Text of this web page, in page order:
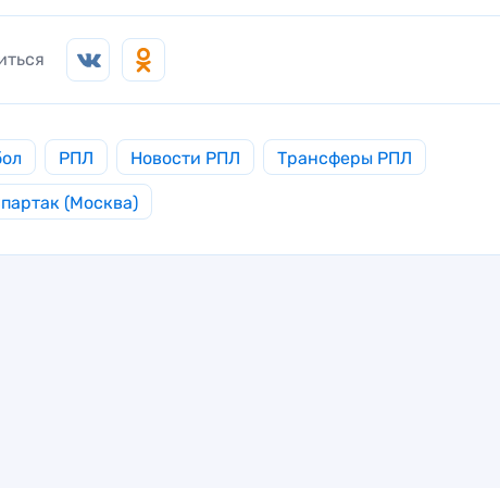
РПЛ Новости РПЛ Трансферы РПЛ
(Москва)